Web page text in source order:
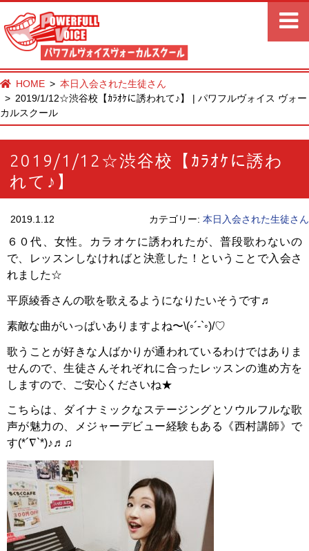
HOME
本日入会された生徒さん
2019/1/12☆渋谷校【ｶﾗｵｹに誘われて♪】 | パワフルヴォイス ヴォー
カルスクール
2019/1/12☆渋谷校【ｶﾗｵｹに誘わ
れて♪】
2019.1.12 カテゴリー: 本日入会された生徒さん
６０代、女性。カラオケに誘われたが、普段歌わないの
で、レッスンしなければと決意した！ということで入会さ
れました☆
平原綾香さんの歌を歌えるようになりたいそうです♬
素敵な曲がいっぱいありますよね〜\(◦´-`◦)/♡
歌うことが好きな人ばかりが通われているわけではありま
せんので、生徒さんそれぞれに合ったレッスンの進め方を
しますので、ご安心くださいね★
こちらは、ダイナミックなステージングとソウルフルな歌
声が魅力の、メジャーデビュー経験もある《西村講師》で
す(*´∇`*)♪♬♫